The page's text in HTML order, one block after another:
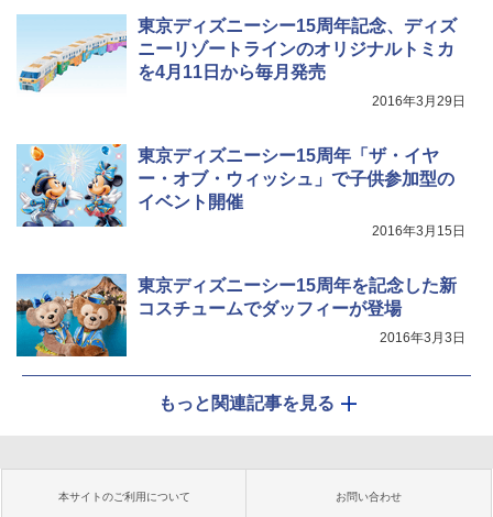
東京ディズニーシー15周年記念、ディズ
ニーリゾートラインのオリジナルトミカ
を4月11日から毎月発売
2016年3月29日
東京ディズニーシー15周年「ザ・イヤ
ー・オブ・ウィッシュ」で子供参加型の
イベント開催
2016年3月15日
東京ディズニーシー15周年を記念した新
コスチュームでダッフィーが登場
2016年3月3日
もっと関連記事を見る
本サイトのご利用について お問い合わせ